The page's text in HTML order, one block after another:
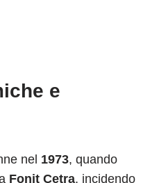
e
nel 1973, quando
Fonit Cetra, incidendo